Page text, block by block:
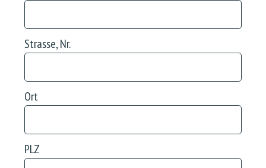
Strasse, Nr.
Ort
PLZ